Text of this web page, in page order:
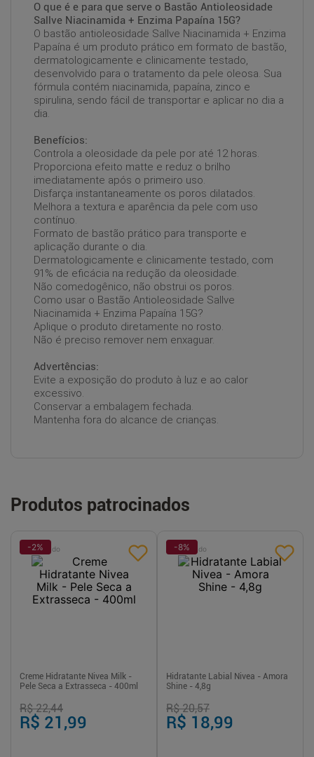
O que é e para que serve o Bastão Antioleosidade
Sallve Niacinamida + Enzima Papaína 15G?
O bastão antioleosidade Sallve Niacinamida + Enzima
Papaína é um produto prático em formato de bastão,
dermatologicamente e clinicamente testado,
desenvolvido para o tratamento da pele oleosa. Sua
fórmula contém niacinamida, papaína, zinco e
spirulina, sendo fácil de transportar e aplicar no dia a
dia.
Benefícios:
Controla a oleosidade da pele por até 12 horas.
Proporciona efeito matte e reduz o brilho
imediatamente após o primeiro uso.
Disfarça instantaneamente os poros dilatados.
Melhora a textura e aparência da pele com uso
contínuo.
Formato de bastão prático para transporte e
aplicação durante o dia.
Dermatologicamente e clinicamente testado, com
91% de eficácia na redução da oleosidade.
Não comedogênico, não obstrui os poros.
Como usar o Bastão Antioleosidade Sallve
Niacinamida + Enzima Papaína 15G?
Aplique o produto diretamente no rosto.
Não é preciso remover nem enxaguar.
Advertências:
Evite a exposição do produto à luz e ao calor
excessivo.
Conservar a embalagem fechada.
Mantenha fora do alcance de crianças.
Produtos patrocinados
Patrocinado
-2%
Creme Hidratante Nivea Milk -
Pele Seca a Extrasseca - 400ml
R$ 22,44
R$ 21,99
Patrocinado
-8%
Hidratante Labial Nivea - Amora
Shine - 4,8g
R$ 20,57
R$ 18,99